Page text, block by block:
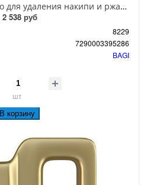
Bagi Кумкумит Средство для удаления накипи и ржавчины в водонагревательных приборах 350 мл
2 538 руб
8229
7290003395286
BAGI
шт
В корзину